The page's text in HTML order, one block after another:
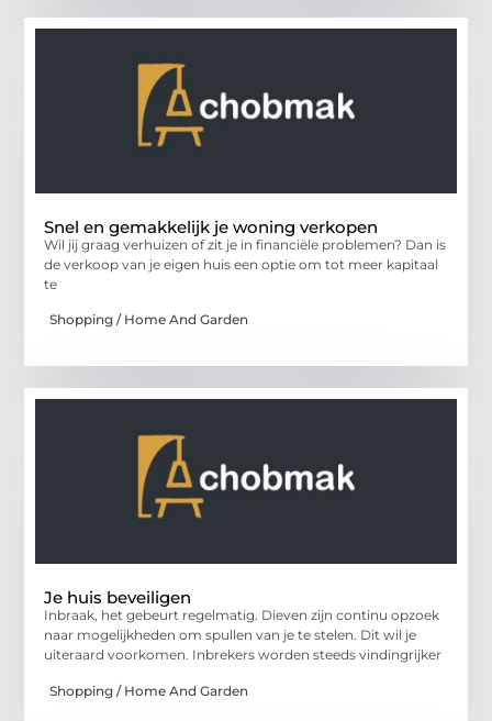
Snel en gemakkelijk je woning verkopen
Wil jij graag verhuizen of zit je in financiële problemen? Dan is
de verkoop van je eigen huis een optie om tot meer kapitaal
te
Shopping / Home And Garden
Je huis beveiligen
Inbraak, het gebeurt regelmatig. Dieven zijn continu opzoek
naar mogelijkheden om spullen van je te stelen. Dit wil je
uiteraard voorkomen. Inbrekers worden steeds vindingrijker
Shopping / Home And Garden